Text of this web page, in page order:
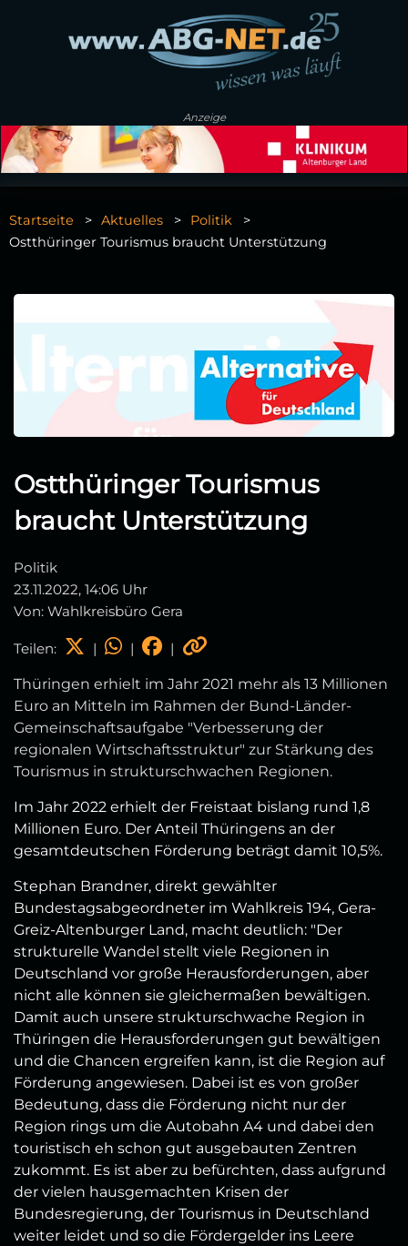
Anzeige
Startseite Aktuelles
Politik
Ostthüringer Tourismus braucht Unterstützung
Ostthüringer Tourismus
braucht Unterstützung
Politik
23.11.2022, 14:06 Uhr
Von: Wahlkreisbüro Gera
Teilen: | | |
Thüringen erhielt im Jahr 2021 mehr als 13 Millionen
Euro an Mitteln im Rahmen der Bund-Länder-
Gemeinschaftsaufgabe "Verbesserung der
regionalen Wirtschaftsstruktur" zur Stärkung des
Tourismus in strukturschwachen Regionen.
Im Jahr 2022 erhielt der Freistaat bislang rund 1,8
Millionen Euro. Der Anteil Thüringens an der
gesamtdeutschen Förderung beträgt damit 10,5%.
Stephan Brandner, direkt gewählter
Bundestagsabgeordneter im Wahlkreis 194, Gera-
Greiz-Altenburger Land, macht deutlich: "Der
strukturelle Wandel stellt viele Regionen in
Deutschland vor große Herausforderungen, aber
nicht alle können sie gleichermaßen bewältigen.
Damit auch unsere strukturschwache Region in
Thüringen die Herausforderungen gut bewältigen
und die Chancen ergreifen kann, ist die Region auf
Förderung angewiesen. Dabei ist es von großer
Bedeutung, dass die Förderung nicht nur der
Region rings um die Autobahn A4 und dabei den
touristisch eh schon gut ausgebauten Zentren
zukommt. Es ist aber zu befürchten, dass aufgrund
der vielen hausgemachten Krisen der
Bundesregierung, der Tourismus in Deutschland
weiter leidet und so die Fördergelder ins Leere